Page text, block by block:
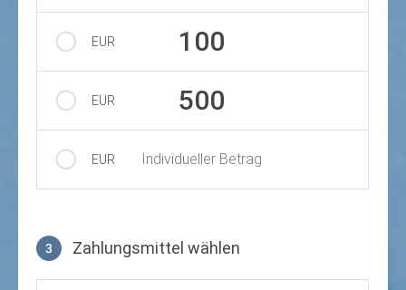
EUR 100
EUR 500
EUR Individueller Betrag
3 Zahlungsmittel wählen